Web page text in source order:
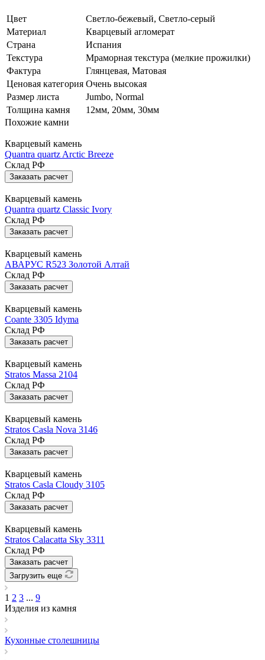
Цвет
Светло-бежевый, Светло-серый
Материал
Кварцевый агломерат
Страна
Испания
Текстура
Мраморная текстура (мелкие прожилки)
Фактура
Глянцевая, Матовая
Ценовая категория Очень высокая
Размер листа
Jumbo, Normal
Толщина камня
12мм, 20мм, 30мм
Похожие камни
Кварцевый камень
Quantra quartz Arctic Breeze
Склад РФ
Заказать расчет
Кварцевый камень
Quantra quartz Classic Ivory
Склад РФ
Заказать расчет
Кварцевый камень
АВАРУС R523 Золотой Алтай
Склад РФ
Заказать расчет
Кварцевый камень
Coante 3305 Idyma
Склад РФ
Заказать расчет
Кварцевый камень
Stratos Massa 2104
Склад РФ
Заказать расчет
Кварцевый камень
Stratos Casla Nova 3146
Склад РФ
Заказать расчет
Кварцевый камень
Stratos Casla Cloudy 3105
Склад РФ
Заказать расчет
Кварцевый камень
Stratos Calacatta Sky 3311
Склад РФ
Заказать расчет
Загрузить еще
1 2 3 ... 9
Изделия из камня
Кухонные столешницы